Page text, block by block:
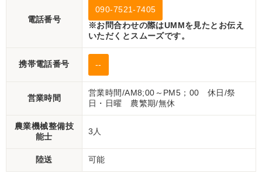
電話番号
090-7521-7405
※お問合わせの際はUMMを見たとお伝え
いただくとスムーズです。
携帯電話番号 --
営業時間
営業時間/AM8;00～PM5；00 休日/祭
日・日曜 農繁期/無休
農業機械整備技
能士
3人
陸送 可能